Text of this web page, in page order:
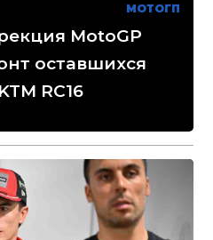
МОТОГП
MotoGP
оставшихся
RC16